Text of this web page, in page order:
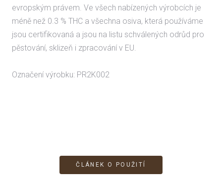
evropským právem. Ve všech nabízených výrobcích je
méně než 0.3 % THC a všechna osiva, která používáme
jsou certifikovaná a jsou na listu schválených odrůd pro
pěstování, sklizeň i zpracování v EU.
Označení výrobku: PR2K002
ČLÁNEK O POUŽITÍ